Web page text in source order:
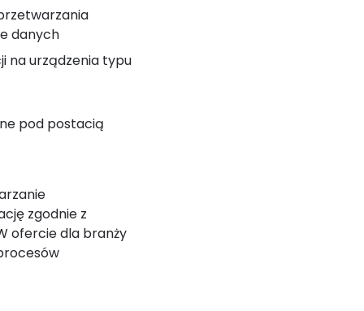
danych
na urządzenia typu
pod postacią
zgodnie z
ofercie dla branży